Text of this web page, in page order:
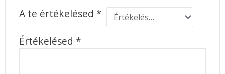
A te értékelésed *
Értékelésed *